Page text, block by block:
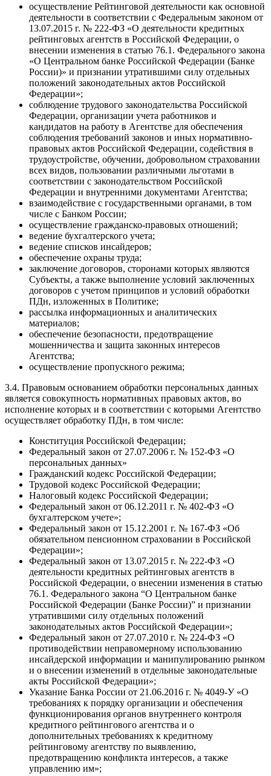
осуществление Рейтинговой деятельности как основной
деятельности в соответствии с Федеральным законом от
13.07.2015 г. № 222-ФЗ «О деятельности кредитных
рейтинговых агентств в Российской Федерации, о
внесении изменения в статью 76.1. Федерального закона
«О Центральном банке Российской Федерации (Банке
России)» и признании утратившими силу отдельных
положений законодательных актов Российской
Федерации»;
соблюдение трудового законодательства Российской
Федерации, организации учета работников и
кандидатов на работу в Агентстве для обеспечения
соблюдения требований законов и иных нормативно-
правовых актов Российской Федерации, содействия в
трудоустройстве, обучении, добровольном страховании
всех видов, пользовании различными льготами в
соответствии с законодательством Российской
Федерации и внутренними документами Агентства;
взаимодействие с государственными органами, в том
числе с Банком России;
осуществление гражданско-правовых отношений;
ведение бухгалтерского учета;
ведение списков инсайдеров;
обеспечение охраны труда;
заключение договоров, сторонами которых являются
Субъекты, а также выполнение условий заключенных
договоров с учетом принципов и условий обработки
ПДн, изложенных в Политике;
рассылка информационных и аналитических
материалов;
обеспечение безопасности, предотвращение
мошенничества и защита законных интересов
Агентства;
осуществление пропускного режима;
3.4. Правовым основанием обработки персональных данных
является совокупность нормативных правовых актов, во
исполнение которых и в соответствии с которыми Агентство
осуществляет обработку ПДн, в том числе:
Конституция Российской Федерации;
Федеральный закон от 27.07.2006 г. № 152-ФЗ «О
персональных данных»
Гражданский кодекс Российской Федерации;
Трудовой кодекс Российской Федерации;
Налоговый кодекс Российской Федерации;
Федеральный закон от 06.12.2011 г. № 402-ФЗ «О
бухгалтерском учете»;
Федеральный закон от 15.12.2001 г. № 167-ФЗ «Об
обязательном пенсионном страховании в Российской
Федерации»;
Федеральный закон от 13.07.2015 г. № 222-ФЗ «О
деятельности кредитных рейтинговых агентств в
Российской Федерации, о внесении изменения в статью
76.1. Федерального закона “О Центральном банке
Российской Федерации (Банке России)” и признании
утратившими силу отдельных положений
законодательных актов Российской Федерации»;
Федеральный закон от 27.07.2010 г. № 224-ФЗ «О
противодействии неправомерному использованию
инсайдерской информации и манипулированию рынком
и о внесении изменений в отдельные законодательные
акты Российской Федерации»;
Указание Банка России от 21.06.2016 г. № 4049-У «О
требованиях к порядку организации и обеспечения
функционирования органов внутреннего контроля
кредитного рейтингового агентства и о
дополнительных требованиях к кредитному
рейтинговому агентству по выявлению,
предотвращению конфликта интересов, а также
управлению им»;